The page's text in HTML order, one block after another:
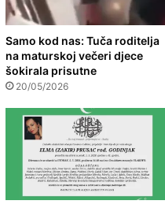
Samo kod nas: Tuča roditelja
na maturskoj večeri djece
šokirala prisutne
20/05/2026